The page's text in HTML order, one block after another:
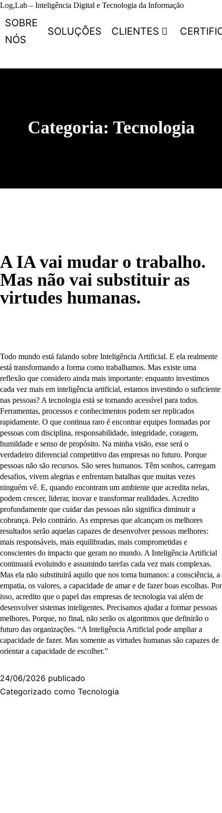
Log,Lab – Inteligência Digital e Tecnologia da Informação
SOBRE
NÓS
SOLUÇÕES CLIENTES
Categoria: Tecnologia
A IA vai mudar o trabalho.
Mas não vai substituir as
virtudes humanas.
Todo mundo está falando sobre Inteligência Artificial. E ela realmente
está transformando a forma como trabalhamos. Mas existe uma
reflexão que considero ainda mais importante: enquanto investimos
cada vez mais em inteligência artificial, estamos investindo o suficiente
nas pessoas? A tecnologia está se tornando acessível para todos.
Ferramentas, processos e conhecimentos podem ser replicados
rapidamente. O que continua raro é encontrar equipes formadas por
pessoas com disciplina, responsabilidade, integridade, coragem,
humildade e senso de propósito. Na minha visão, esse será o
verdadeiro diferencial competitivo das empresas no futuro. Porque
pessoas não são recursos. São seres humanos. Têm sonhos, carregam
desafios, vivem alegrias e enfrentam batalhas que muitas vezes
ninguém vê. E, quando encontram um ambiente que acredita nelas,
podem crescer, liderar, inovar e transformar realidades. Acredito
profundamente que cuidar das pessoas não significa diminuir a
cobrança. Pelo contrário. As empresas que alcançam os melhores
resultados serão aquelas capazes de desenvolver pessoas melhores:
mais responsáveis, mais equilibradas, mais comprometidas e
conscientes do impacto que geram no mundo. A Inteligência Artificial
continuará evoluindo e assumindo tarefas cada vez mais complexas.
Mas ela não substituirá aquilo que nos torna humanos: a consciência, a
empatia, os valores, a capacidade de amar e de fazer boas escolhas. Por
isso, acredito que o papel das empresas de tecnologia vai além de
desenvolver sistemas inteligentes. Precisamos ajudar a formar pessoas
melhores. Porque, no final, não serão os algoritmos que definirão o
futuro das organizações. “A Inteligência Artificial pode ampliar a
capacidade de fazer. Mas somente as virtudes humanas são capazes de
orientar a capacidade de escolher.”
24/06/2026 publicado
Categorizado como Tecnologia